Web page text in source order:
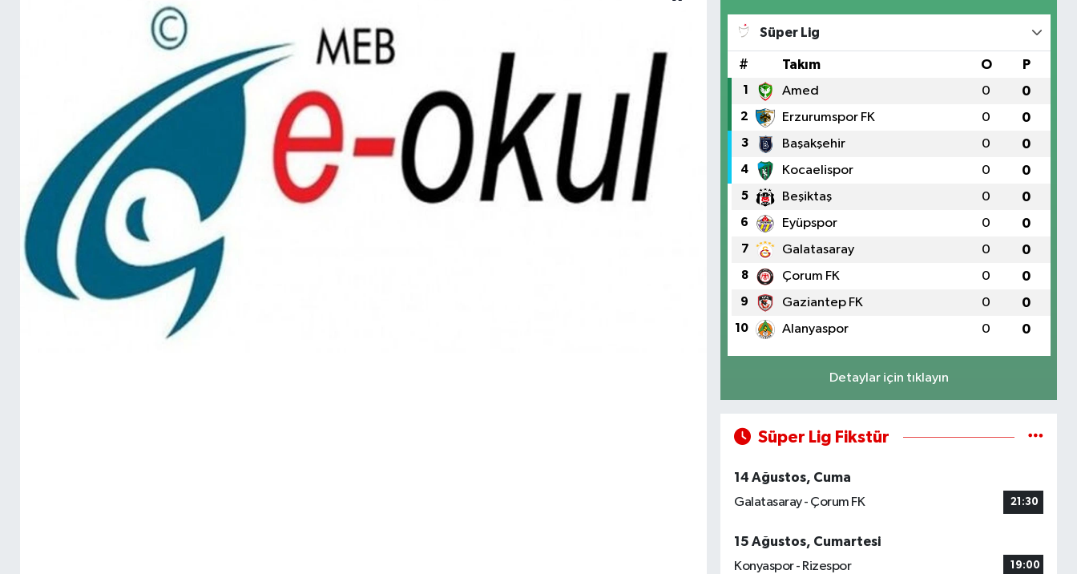
Süper Lig
# Takım O P
1 Amed 0 0
2 Erzurumspor FK 0 0
3 Başakşehir 0 0
4 Kocaelispor 0 0
5 Beşiktaş 0 0
6 Eyüpspor 0 0
7 Galatasaray 0 0
8 Çorum FK 0 0
9 Gaziantep FK 0 0
10 Alanyaspor 0 0
Detaylar için tıklayın
Süper Lig Fikstür
14 Ağustos, Cuma
Galatasaray - Çorum FK
21:30
15 Ağustos, Cumartesi
Konyaspor - Rizespor
19:00